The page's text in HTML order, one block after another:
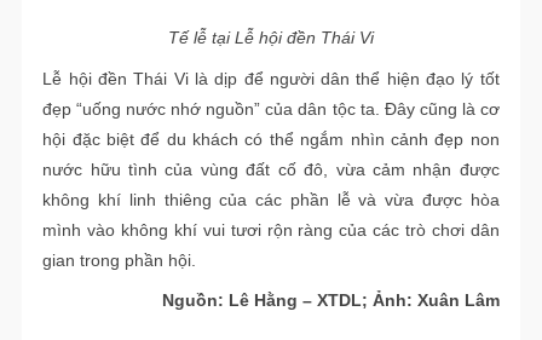
Tế lễ tại Lễ hội đền Thái Vi
Lễ hội đền Thái Vi là dịp để người dân thể hiện đạo lý tốt
đẹp “uống nước nhớ nguồn” của dân tộc ta. Đây cũng là cơ
hội đặc biệt để du khách có thể ngắm nhìn cảnh đẹp non
nước hữu tình của vùng đất cố đô, vừa cảm nhận được
không khí linh thiêng của các phần lễ và vừa được hòa
mình vào không khí vui tươi rộn ràng của các trò chơi dân
gian trong phần hội.
Nguồn: Lê Hằng – XTDL; Ảnh: Xuân Lâm